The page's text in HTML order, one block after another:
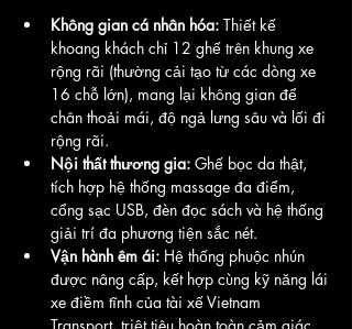
Không gian cá nhân hóa: Thiết kế
khoang khách chỉ 12 ghế trên khung xe
rộng rãi (thường cải tạo từ các dòng xe
16 chỗ lớn), mang lại không gian để
chân thoải mái, độ ngả lưng sâu và lối đi
rộng rãi.
Nội thất thương gia: Ghế bọc da thật,
tích hợp hệ thống massage đa điểm,
cổng sạc USB, đèn đọc sách và hệ thống
giải trí đa phương tiện sắc nét.
Vận hành êm ái: Hệ thống phuộc nhún
được nâng cấp, kết hợp cùng kỹ năng lái
xe điềm tĩnh của tài xế Vietnam